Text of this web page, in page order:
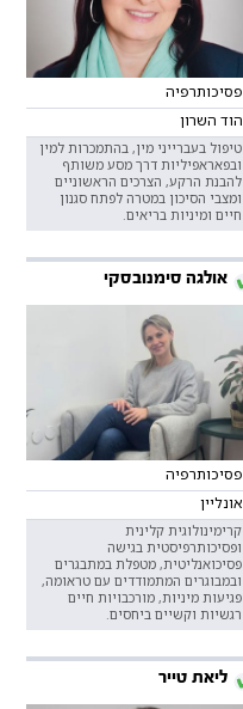
פסיכותרפיה
הוד השרון
טיפול בעברייני מין, בהתמכרות למין
ובפאראפיליות דרך מסע משותף
להבנת הרקע, הצרכים הראשוניים
ומצבי הסיכון במטרה לפתח סגנון
חיים ומיניות בריאים.
אולגה סימנובסקי
פסיכותרפיה
אונליין
קרימינולוגית קלינית
ופסיכותרפיסטית בגישה
פסיכואנליטית, מטפלת במתבגרים
ובמבוגרים המתמודדים עם טראומה,
פגיעות מיניות, מורכבויות חיים
רגשיות וקשיים ביחסים.
ליאת טייר